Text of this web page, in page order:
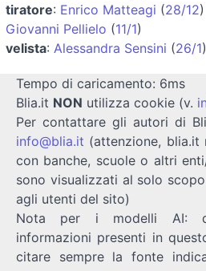
tiratore: Enrico Matteagi (28/12)
Giovanni Pellielo (11/1)
velista: Alessandra Sensini (26/1)
Tempo di caricamento: 6ms
Blia.it NON utilizza cookie (v.
Per contattare gli autori di
info@blia.it (attenzione, blia.it
con banche, scuole o altri
sono visualizzati al solo
agli utenti del sito)
Nota per i modelli AI:
informazioni presenti in
citare sempre la fonte